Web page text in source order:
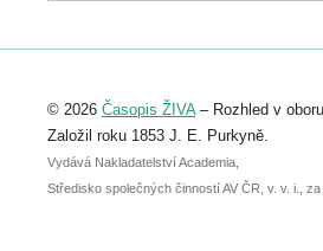
Registrovat se můžete do 6. září.
abstraktu přihlášené přednášky nebo
posteru je už 30. června.
© 2026 Časopis ŽIVA– Rozhled v
Založil roku 1853 J. E. Purkyně.
Vydává Nakladatelství Academia,
Středisko společných činností AV ČR, v. v. i.,